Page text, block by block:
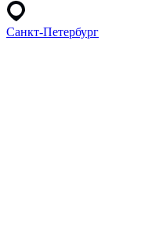
Санкт-Петербург